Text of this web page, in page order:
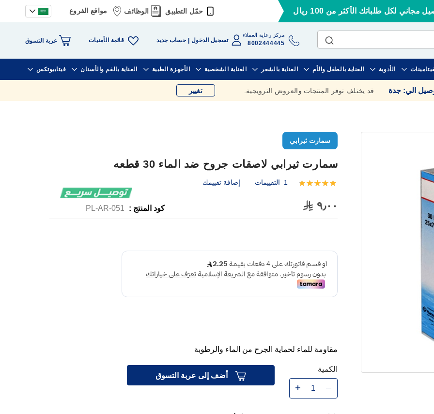
مجاني لكل طلباتك الأكثر من 100 ريال حمّل التطبيق الوظائف مواقع الفروع
مركز رعاية العملاء
8002444445 تسجيل الدخول حساب جديد قائمة الأمنيات عربة التسوق
الأدوية العناية بالطفل والأم العناية بالشعر العناية الشخصية الأجهزة الطبية العناية بالفم والأسنان فيتابيوتكس
الي: جدة قد يختلف توفر المنتجات والعروض الترويجية. تغيير
سمارت ثيرابي
سمارت ثيرابي لاصقات جروح ضد الماء 30 قطعه
تقييم:
1 التقييمات إضافة تقييمك
٩٫٠٠ كود المنتج : PL-AR-051
مقاومة للماء لحماية الجرح من الماء والرطوبة
الكمية
أضف إلى عربة التسوق